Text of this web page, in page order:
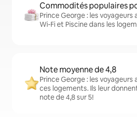
Commodités populaires
Prince George : les voyageurs
Wi-Fi et Piscine dans les
Note moyenne de 4,8
Prince George : les
ces logements. Ils leur
note de 4,8 sur 5!